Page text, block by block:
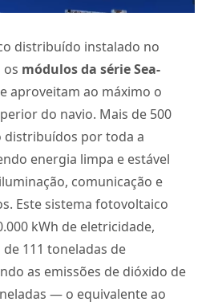
distribuído instalado no
os módulos da série Sea-
aproveitam ao máximo o
do navio. Mais de 500
distribuídos por toda a
energia limpa e estável
comunicação e
Este sistema fotovoltaico
kWh de eletricidade,
111 toneladas de
as emissões de dióxido de
— o equivalente ao